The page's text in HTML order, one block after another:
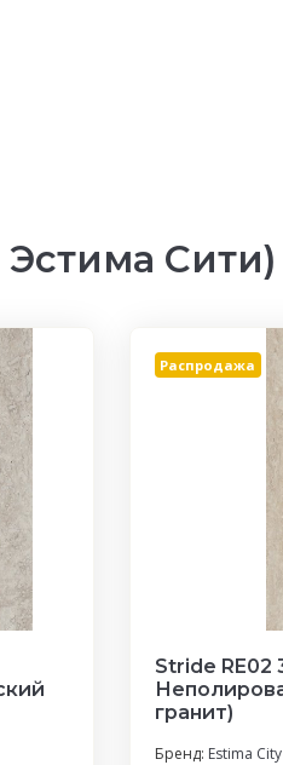
Сити)
Распродажа
Stride RE02
гранит)
Бренд: Estima City